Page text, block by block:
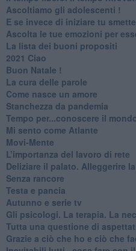
Ascoltiamo gli adolescenti !
​E se invece di iniziare tu
​Ascolta le tue emozioni per
​La lista dei buoni propositi
2021 Ciao
Buon Natale !
​La cura delle parole
​Come nasce un amore
Stanchezza da pandemia
​Tempo per...conoscere il
​Mi sento come Atlante
​Movi-Mente
​L’importanza del lavoro di rete
​Deliziare il palato. Alleggerire
​Senza rancore
​Testa e pancia
​Autunno e serie tv
​Gli psicologi. La terapia. La
​Tutta una questione di
​Grazie a ciò che ho e ciò che